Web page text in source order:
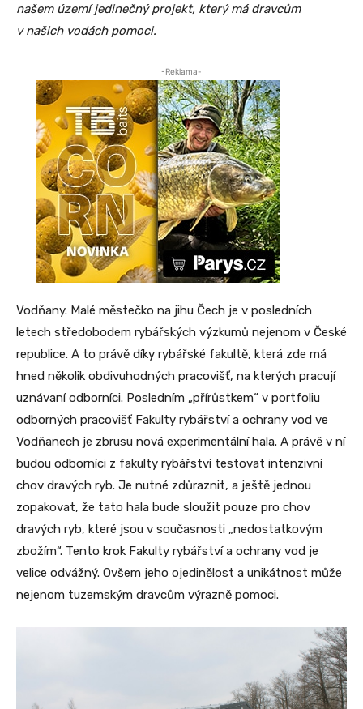
našem území jedinečný projekt, který má dravcům
v našich vodách pomoci.
-Reklama-
Vodňany. Malé městečko na jihu Čech je v posledních
letech středobodem rybářských výzkumů nejenom v České
republice. A to právě díky rybářské fakultě, která zde má
hned několik obdivuhodných pracovišť, na kterých pracují
uznávaní odborníci. Posledním „přírůstkem“ v portfoliu
odborných pracovišť Fakulty rybářství a ochrany vod ve
Vodňanech je zbrusu nová experimentální hala. A právě v ní
budou odborníci z fakulty rybářství testovat intenzivní
chov dravých ryb. Je nutné zdůraznit, a ještě jednou
zopakovat, že tato hala bude sloužit pouze pro chov
dravých ryb, které jsou v současnosti „nedostatkovým
zbožím“. Tento krok Fakulty rybářství a ochrany vod je
velice odvážný. Ovšem jeho ojedinělost a unikátnost může
nejenom tuzemským dravcům výrazně pomoci.